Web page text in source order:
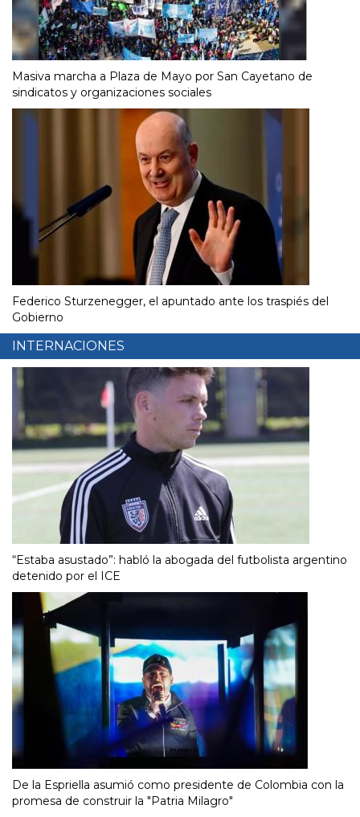
Masiva marcha a Plaza de Mayo por San Cayetano de
sindicatos y organizaciones sociales
Federico Sturzenegger, el apuntado ante los traspiés del
Gobierno
INTERNACIONES
“Estaba asustado”: habló la abogada del futbolista argentino
detenido por el ICE
De la Espriella asumió como presidente de Colombia con la
promesa de construir la "Patria Milagro"